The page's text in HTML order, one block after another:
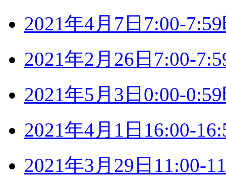
2021年4月7日7:00-
2021年2月26日7:00-
2021年5月3日0:00-
2021年4月1日16:00-
2021年3月29日11:00-